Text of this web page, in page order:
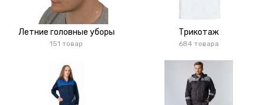
Летние головные уборы
151 товар
Трикотаж
684 товара